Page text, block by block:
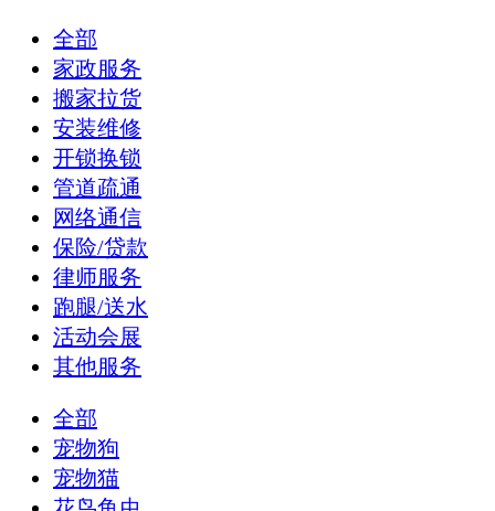
全部
家政服务
搬家拉货
安装维修
开锁换锁
管道疏通
网络通信
保险/贷款
律师服务
跑腿/送水
活动会展
其他服务
全部
宠物狗
宠物猫